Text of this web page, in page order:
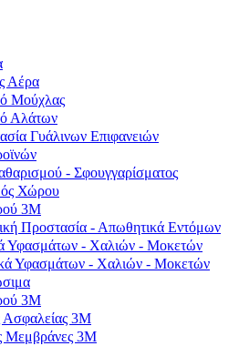
Αέρα
Μούχλας
Αλάτων
Γυάλινων Επιφανειών
- Σφουγγαρίσματος
Χώρου
3Μ
Προστασία - Απωθητικά Εντόμων
Υφασμάτων - Χαλιών - Μοκετών
Υφασμάτων - Χαλιών - Μοκετών
3Μ
Ασφαλείας 3Μ
Μεμβράνες 3Μ